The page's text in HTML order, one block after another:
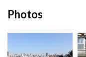
Photos